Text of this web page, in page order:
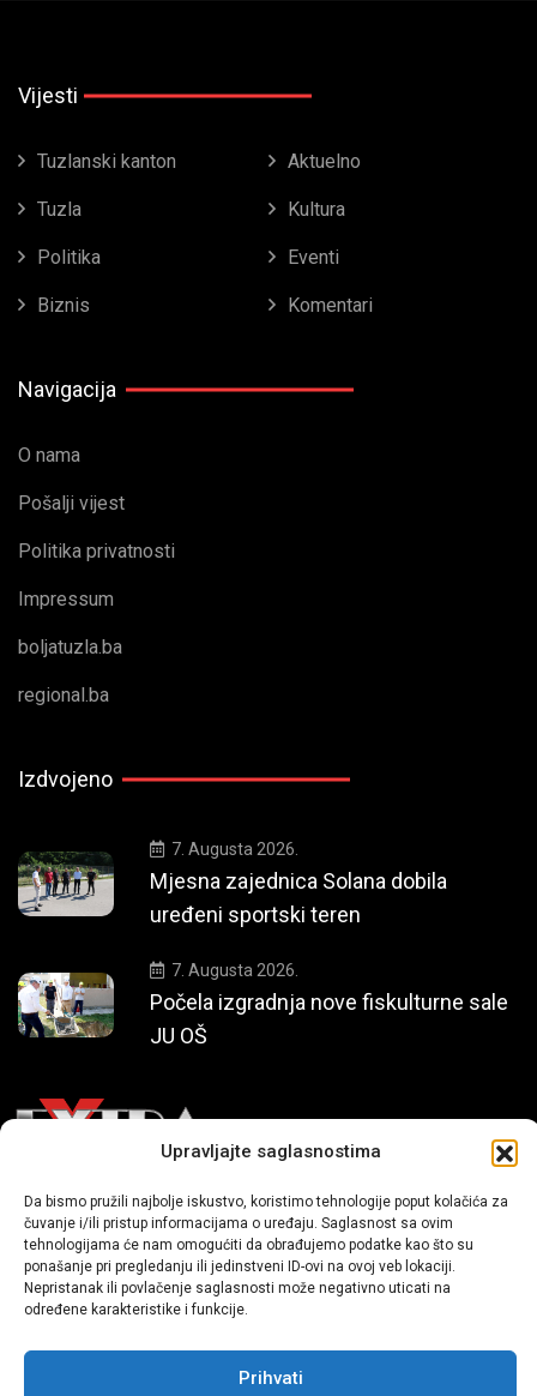
Upravljajte saglasnostima
Da bismo pružili najbolje iskustvo, koristimo tehnologije poput kolačića za
čuvanje i/ili pristup informacijama o uređaju. Saglasnost sa ovim
tehnologijama će nam omogućiti da obrađujemo podatke kao što su
ponašanje pri pregledanju ili jedinstveni ID-ovi na ovoj veb lokaciji.
Nepristanak ili povlačenje saglasnosti može negativno uticati na
određene karakteristike i funkcije.
Prihvati
Vijesti
Tuzlanski kanton Aktuelno
Tuzla Kultura
Politika Eventi
Biznis Komentari
Navigacija
O nama
Pošalji vijest
Politika privatnosti
Impressum
boljatuzla.ba
regional.ba
Izdvojeno
7. Augusta 2026.
Mjesna zajednica Solana dobila
uređeni sportski teren
7. Augusta 2026.
Počela izgradnja nove fiskulturne sale
JU OŠ
Mi smo moderni portal zabavnog karaktera koji donosi vijesti i
priče iz života, svijeta showbiza, lifestyle-a i popularne kulture.